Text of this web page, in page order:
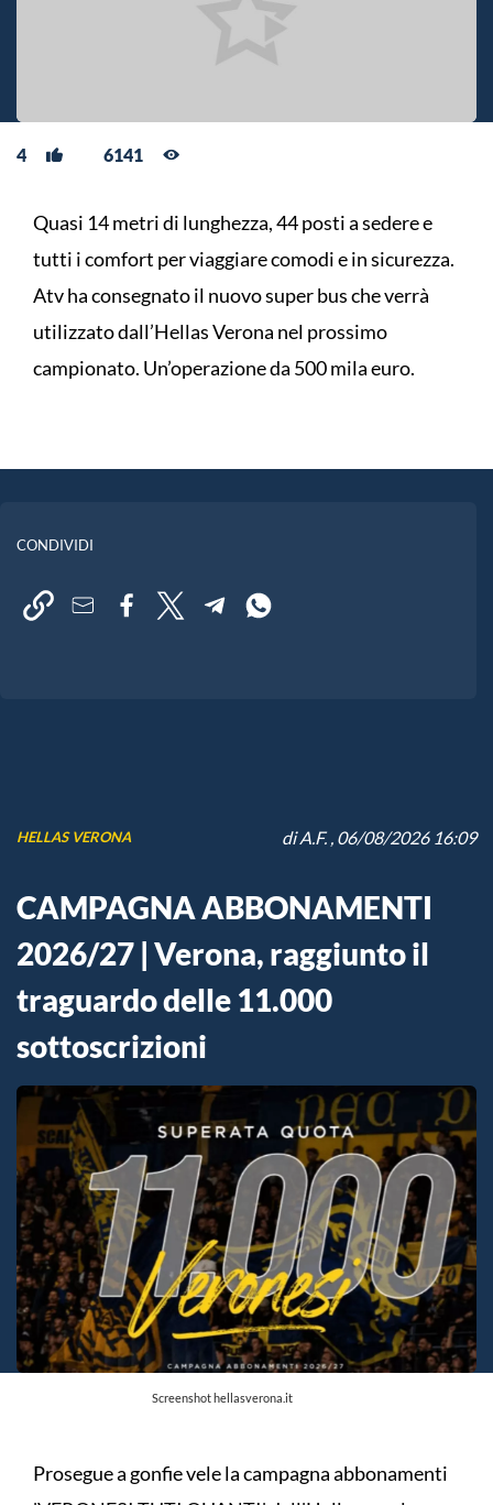
4 6141
Quasi 14 metri di lunghezza, 44 posti a sedere e
tutti i comfort per viaggiare comodi e in sicurezza.
Atv ha consegnato il nuovo super bus che verrà
utilizzato dall’Hellas Verona nel prossimo
campionato. Un’operazione da 500 mila euro.
CONDIVIDI
HELLAS VERONA diA.F., 06/08/2026 16:09
CAMPAGNA ABBONAMENTI
2026/27 | Verona, raggiunto il
traguardo delle 11.000
sottoscrizioni
Screenshot hellasverona.it
Prosegue a gonfie vele la campagna abbonamenti